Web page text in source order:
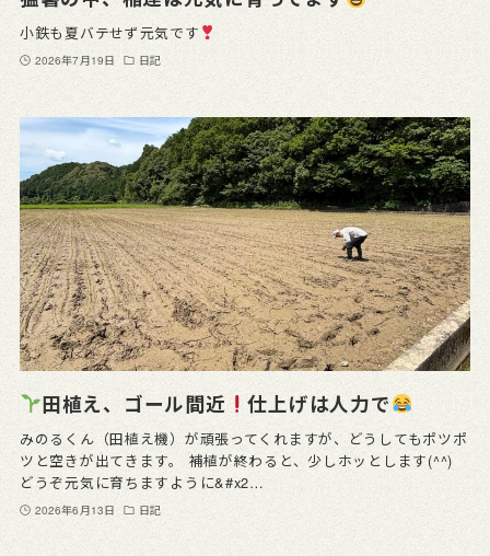
小鉄も夏バテせず元気です
2026年7月19日 日記
田植え、ゴール間近 仕上げは人力で
みのるくん（田植え機）が頑張ってくれますが、どうしてもポツポ
ツと空きが出てきます。 補植が終わると、少しホッとします(^^)
どうぞ元気に育ちますように&#x2…
2026年6月13日 日記